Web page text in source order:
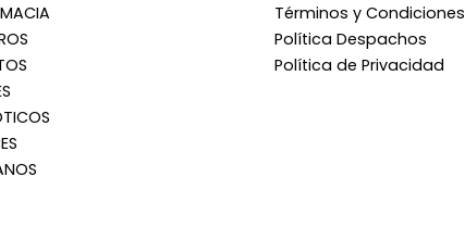
Términos y Condiciones
Política Despachos
Política de Privacidad